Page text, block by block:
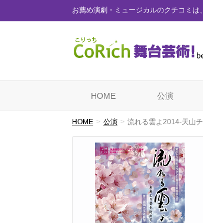
お薦め演劇・ミュージカルのクチコミは
HOME 公演
HOME 公演 流れる雲よ2014-天山